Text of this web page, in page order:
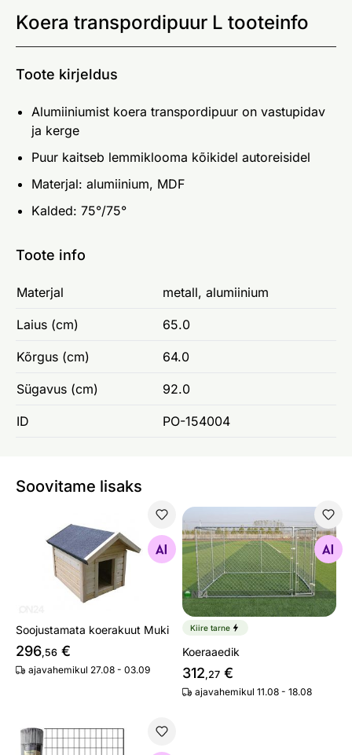
Koera transpordipuur L tooteinfo
Toote kirjeldus
Alumiiniumist koera transpordipuur on vastupidav
ja kerge
Puur kaitseb lemmiklooma kõikidel autoreisidel
Materjal: alumiinium, MDF
Kalded: 75°/75°
Toote info
Materjal metall, alumiinium
Laius (cm) 65.0
Kõrgus (cm) 64.0
Sügavus (cm) 92.0
ID PO-154004
Soovitame lisaks
Soojustamata koerakuut Muki
Otsi sarnaseid
Soojustamata koerakuut Muki
296,56 €
ajavahemikul 27.08 - 03.09
Koeraaedik
Otsi sarnaseid
Kiire tarne
Koeraaedik
312,27 €
ajavahemikul 11.08 - 18.08
Koeravõrk